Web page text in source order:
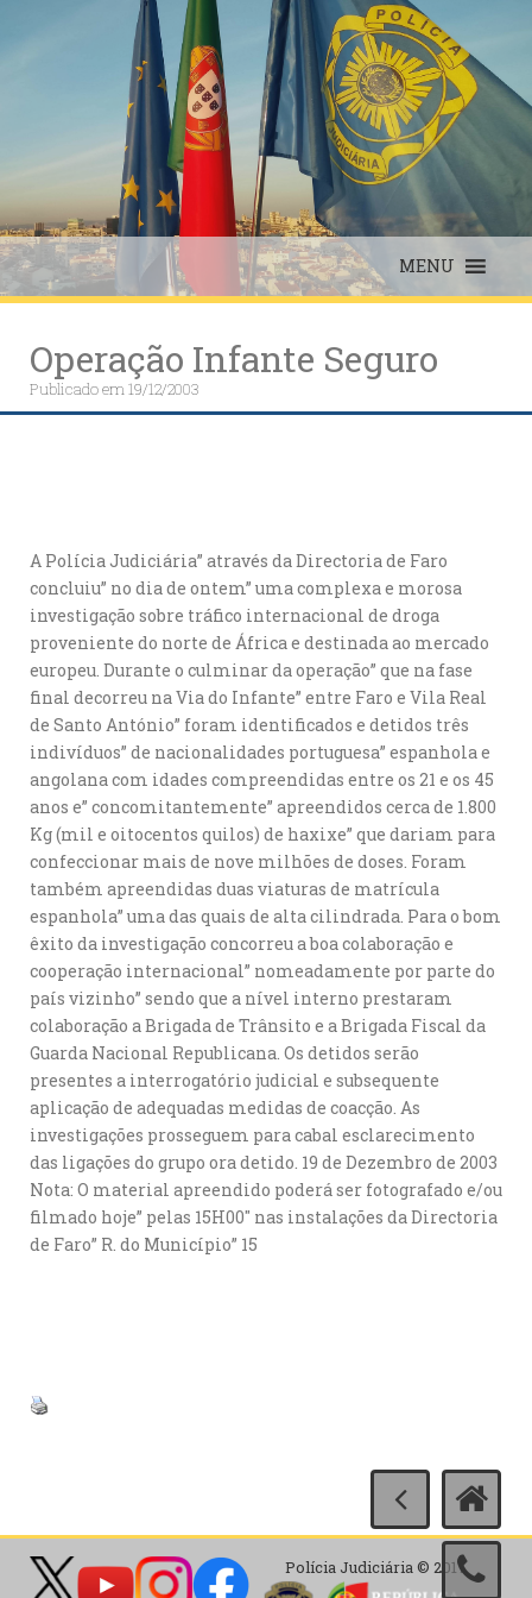
MENU
Operação Infante Seguro
Publicado em19/12/2003
A Polícia Judiciária” através da Directoria de Faro
concluiu” no dia de ontem” uma complexa e morosa
investigação sobre tráfico internacional de droga
proveniente do norte de África e destinada ao mercado
europeu. Durante o culminar da operação” que na fase
final decorreu na Via do Infante” entre Faro e Vila Real
de Santo António” foram identificados e detidos três
indivíduos” de nacionalidades portuguesa” espanhola e
angolana com idades compreendidas entre os 21 e os 45
anos e” concomitantemente” apreendidos cerca de 1.800
Kg (mil e oitocentos quilos) de haxixe” que dariam para
confeccionar mais de nove milhões de doses. Foram
também apreendidas duas viaturas de matrícula
espanhola” uma das quais de alta cilindrada. Para o bom
êxito da investigação concorreu a boa colaboração e
cooperação internacional” nomeadamente por parte do
país vizinho” sendo que a nível interno prestaram
colaboração a Brigada de Trânsito e a Brigada Fiscal da
Guarda Nacional Republicana. Os detidos serão
presentes a interrogatório judicial e subsequente
aplicação de adequadas medidas de coacção. As
investigações prosseguem para cabal esclarecimento
das ligações do grupo ora detido. 19 de Dezembro de 2003
Nota: O material apreendido poderá ser fotografado e/ou
filmado hoje” pelas 15H00″ nas instalações da Directoria
de Faro” R. do Município” 15
Polícia Judiciária © 2017